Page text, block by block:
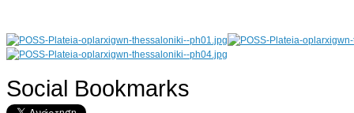
AdmirorGallery 4.5.0, author/s Vasiljevski& Kekeljevic
Social Bookmarks